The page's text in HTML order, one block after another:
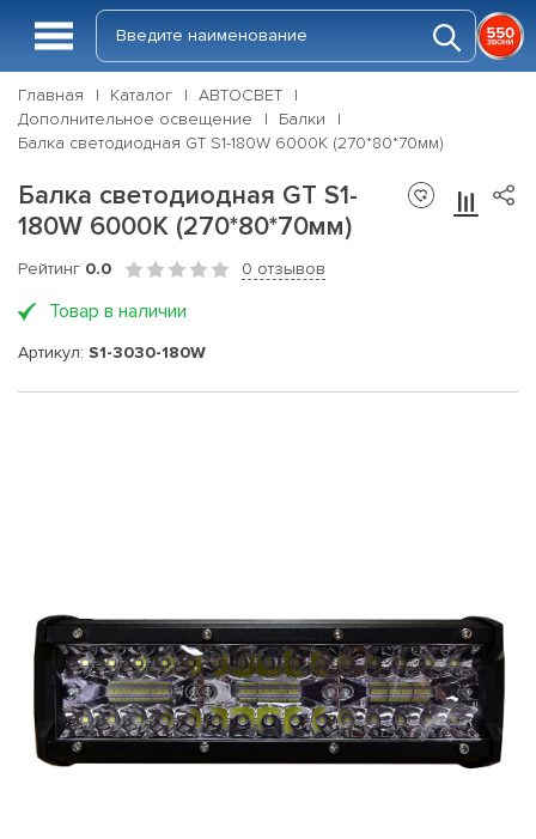
Главная Каталог
АВТОСВЕТ
Дополнительное освещение
Балки
Балка светодиодная GT S1-180W 6000K (270*80*70мм)
Балка светодиодная GT S1-
180W 6000K (270*80*70мм)
Рейтинг 0.0 0 отзывов
Товар в наличии
Артикул: S1-3030-180W